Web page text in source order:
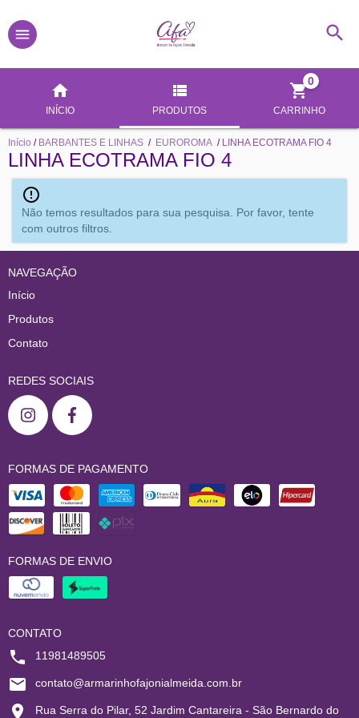
INÍCIO PRODUTOS CARRINHO
0
Início / BARBANTES E LINHAS / EUROROMA / LINHA ECOTRAMA FIO 4
LINHA ECOTRAMA FIO 4
Não temos resultados para sua pesquisa. Por favor, tente
com outros filtros.
NAVEGAÇÃO
Início
Produtos
Contato
REDES SOCIAIS
FORMAS DE PAGAMENTO
FORMAS DE ENVIO
CONTATO
11981489505
contato@armarinhofajonialmeida.com.br
Rua Serra do Pilar, 52 Jardim Cantareira - São Bernardo do